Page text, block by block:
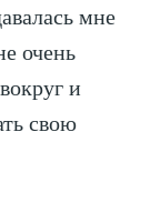
мне
очень
и
свою